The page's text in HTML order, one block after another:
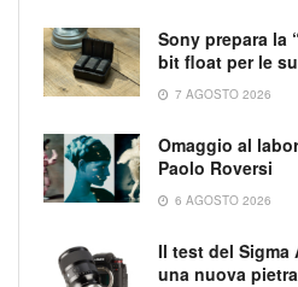
Sony prepara la
bit float per le
7 AGOSTO 2026
Omaggio al
Paolo Roversi
6 AGOSTO 2026
Il test del Sigma
una nuova